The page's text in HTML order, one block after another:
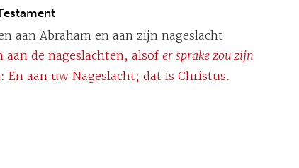
aan Abraham en aan zijn nageslacht
aan de nageslachten, alsofer sprake zou zijn
En aan uw Nageslacht; dat is Christus.